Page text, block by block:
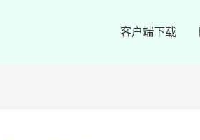
客户端下载